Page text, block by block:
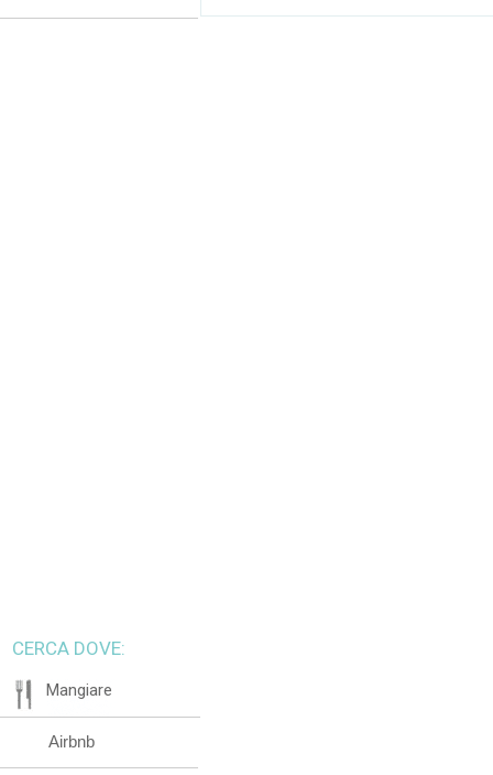
CERCA DOVE:
Mangiare
Airbnb